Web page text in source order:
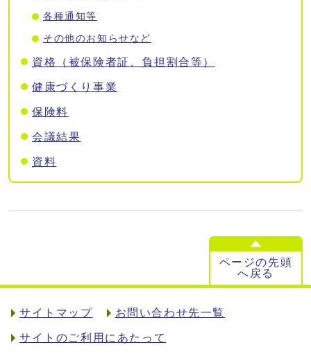
各種通知等
その他のお知らせなど
資格（被保険者証、負担割合等）
健康づくり事業
保険料
会議結果
資料
ページの先頭
へ戻る
サイトマップ お問い合わせ先一覧
サイトのご利用にあたって